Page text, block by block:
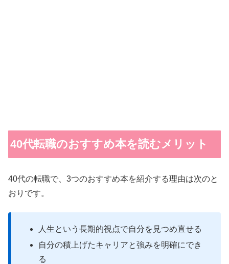
40代転職のおすすめ本を読むメリット
40代の転職で、3つのおすすめ本を紹介する理由は次のと
おりです。
人生という長期的視点で自分を見つめ直せる
自分の積上げたキャリアと強みを明確にでき
る